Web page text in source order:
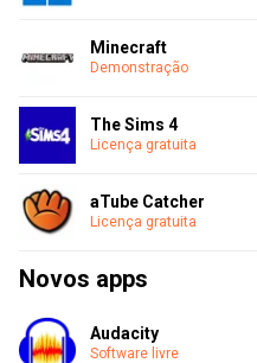
Minecraft
Demonstração
The Sims 4
Licença gratuita
aTube Catcher
Licença gratuita
Novos apps
Audacity
Software livre